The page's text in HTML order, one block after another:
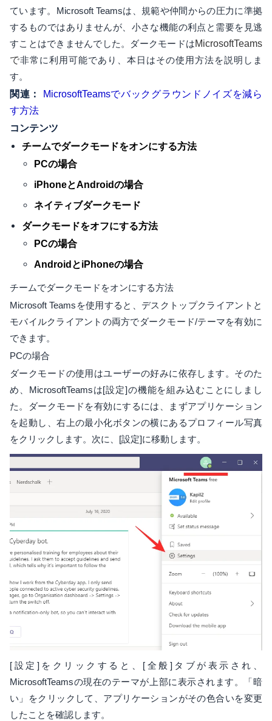
ています。Microsoft Teamsは、規範や仲間からの圧力に準拠
するものではありませんが、小さな機能の利点と需要を見逃
すことはできませんでした。ダークモードはMicrosoftTeams
で非常に利用可能であり、本日はその使用方法を説明しま
す。
関連：
MicrosoftTeamsでバックグラウンドノイズを減ら
す方法
コンテンツ
チームでダークモードをオンにする方法
PCの場合
iPhoneとAndroidの場合
ネイティブダークモード
ダークモードをオフにする方法
PCの場合
AndroidとiPhoneの場合
チームでダークモードをオンにする方法
Microsoft Teamsを使用すると、デスクトップクライアントと
モバイルクライアントの両方でダークモード/テーマを有効に
できます。
PCの場合
ダークモードの使用はユーザーの好みに依存します。そのた
め、MicrosoftTeamsは[設定]の機能を組み込むことにしまし
た。ダークモードを有効にするには、まずアプリケーション
を起動し、右上の最小化ボタンの横にあるプロフィール写真
をクリックします。次に、[設定]に移動します。
[設定]をクリックすると、[全般]タブが表示され、
MicrosoftTeamsの現在のテーマが上部に表示されます。「暗
い」をクリックして、アプリケーションがその色合いを変更
したことを確認します。